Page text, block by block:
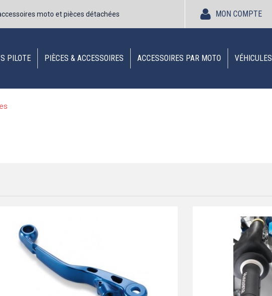
moto et pièces détachées MON COMPTE
PILOTE PIÈCES & ACCESSOIRES ACCESSOIRES PAR MOTO VÉHICULES